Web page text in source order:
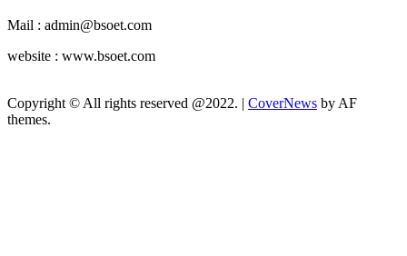
Mail : admin@bsoet.com
website : www.bsoet.com
Copyright © All rights reserved @2022. | CoverNews by AF
themes.